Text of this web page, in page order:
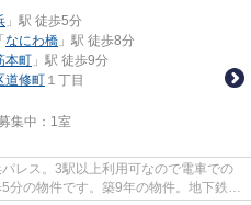
」駅 徒歩5分
「 なにわ橋 」駅 徒歩8分
本町 」駅 徒歩9分
道修町 １丁目
集中： 1室
レス。3駅以上利用可なので電車での
分の物件です。築9年の物件。地下鉄堺